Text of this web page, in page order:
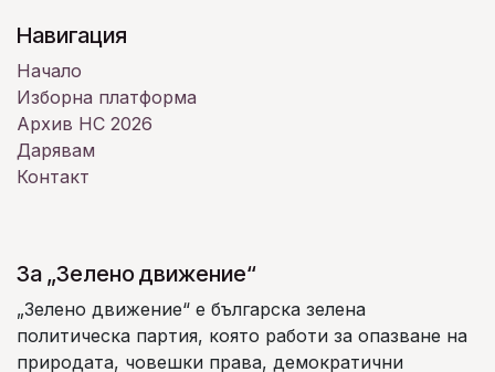
Навигация
Начало
Изборна платформа
Архив НС 2026
Дарявам
Контакт
За „Зелено движение“
„Зелено движение“ е българска зелена
политическа партия, която работи за опазване на
природата, човешки права, демократични